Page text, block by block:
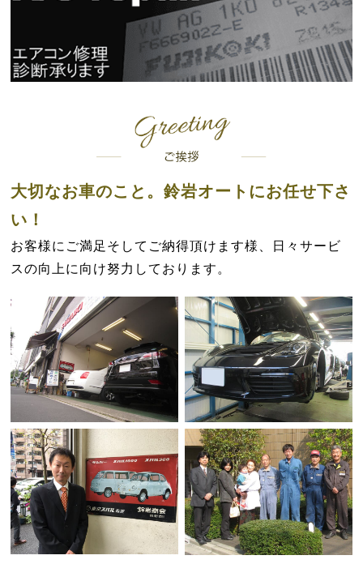
大切なお車のこと。鈴岩オートにお任せ下さ
い！
お客様にご満足そしてご納得頂けます様、日々サービ
スの向上に向け努力しております。